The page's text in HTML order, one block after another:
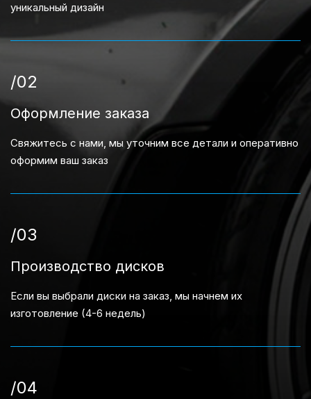
уникальный дизайн
/02
Оформление заказа
Свяжитесь с нами, мы уточним все детали и оперативно
оформим ваш заказ
/03
Производство дисков
Если вы выбрали диски на заказ, мы начнем их
изготовление (4-6 недель)
/04